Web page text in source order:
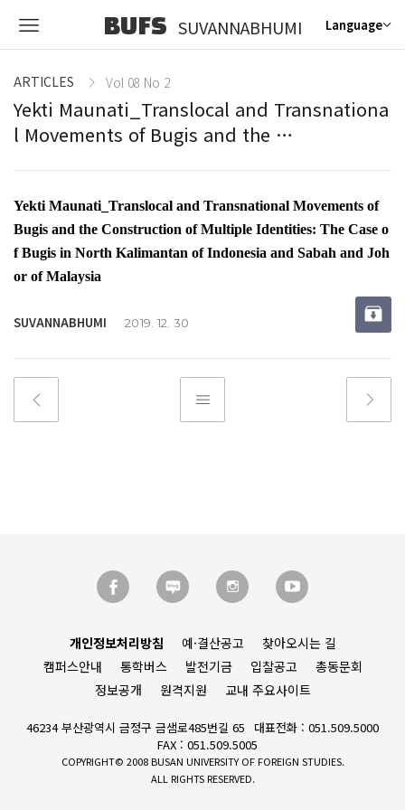
BUFS SUVANNABHUMI Language
ARTICLES Vol 08 No 2
Yekti Maunati_Translocal and Transnationa
l Movements of Bugis and the …
Yekti Maunati_Translocal and Transnational Movements of
Bugis and the Construction of Multiple Identities: The Case o
f Bugis in North Kalimantan of Indonesia and Sabah and Joh
or of Malaysia
SUVANNABHUMI 2019. 12. 30
개인정보처리방침 예·결산공고
찾아오시는 길
캠퍼스안내
통학버스 발전기금 입찰공고
총동문회
정보공개
원격지원 교내 주요사이트
46234 부산광역시 금정구 금샘로485번길 65
대표전화 : 051.509.5000
FAX : 051.509.5005
COPYRIGHT© 2008 BUSAN UNIVERSITY OF FOREIGN STUDIES.
ALL RIGHTS RESERVED.